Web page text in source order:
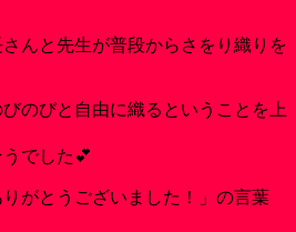
んと先生が普段からさをり織りを
のびと自由に織るということを上
でした💕
がとうございました！」の言葉